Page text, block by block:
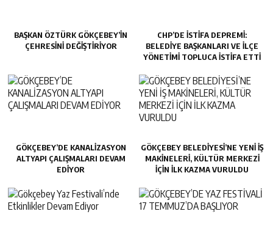
BAŞKAN ÖZTÜRK GÖKÇEBEY’IN
ÇEHRESINI DEĞIŞTIRIYOR
CHP’DE İSTIFA DEPREMI:
BELEDIYE BAŞKANLARI VE İLÇE
YÖNETIMI TOPLUCA İSTIFA ETTI
GÖKÇEBEY’DE KANALİZASYON
ALTYAPI ÇALIŞMALARI DEVAM
EDİYOR
GÖKÇEBEY BELEDİYESİ’NE YENİ İŞ
MAKİNELERİ, KÜLTÜR MERKEZİ
İÇİN İLK KAZMA VURULDU